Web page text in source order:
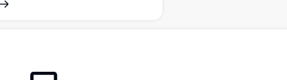
bir yağmurlu gün sahnesi